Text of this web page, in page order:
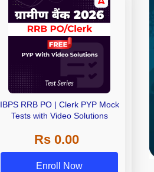
IBPS RRB PO | Clerk PYP Mock
Tests with Video Solutions
Rs 0.00
Enroll Now